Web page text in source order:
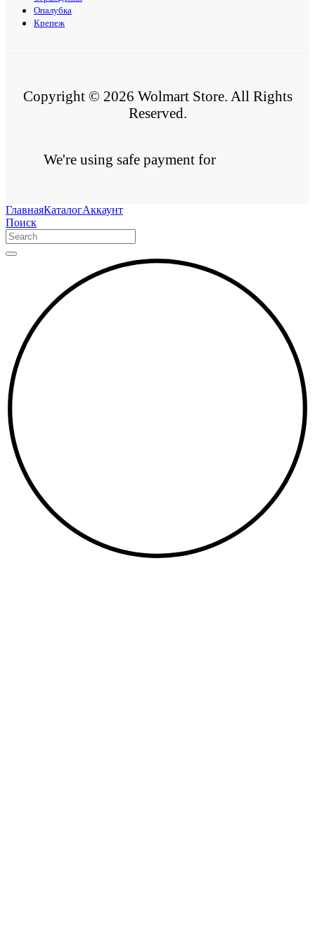
Опалубка
Крепеж
Copyright © 2026 Wolmart Store. All Rights
Reserved.
We're using safe payment for
ГлавнаяКаталогАккаунт
Поиск